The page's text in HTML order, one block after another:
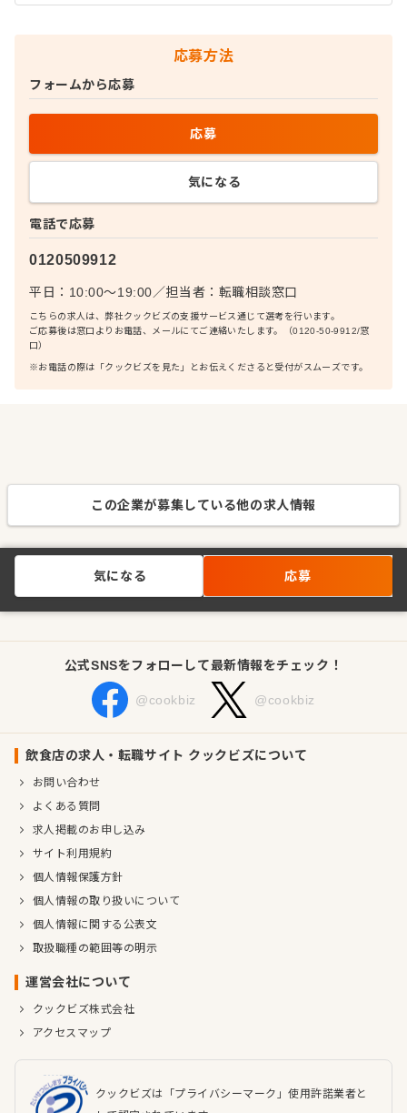
応募方法
電話で応募
0120509912
平日：10:00〜19:00／担当者： 転職相談窓口
こちらの求人は、弊社クックビズの支援サービス通じて選考を行います。
ご応募後は窓口よりお電話、メールにてご連絡いたします。（0120-50-9912/窓
口）
※お電話の際は「クックビズを見た」とお伝えくださると受付がスムーズです。
フォームから応募
応募
気になる
この企業が募集している他の求人情報
気になる 応募
公式SNSをフォローして最新情報をチェック！
@cookbiz @cookbiz
飲食店の求人・転職サイト クックビズについて
お問い合わせ
よくある質問
求人掲載のお申し込み
サイト利用規約
個人情報保護方針
個人情報の取り扱いについて
個人情報に関する公表文
取扱職種の範囲等の明示
運営会社について
クックビズ株式会社
アクセスマップ
クックビズは「プライバシーマーク」使用許諾業者と